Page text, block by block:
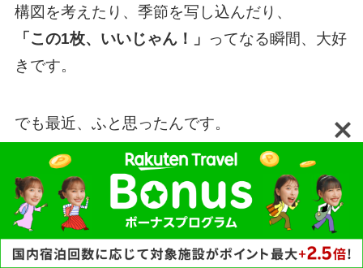
構図を考えたり、季節を写し込んだり、
「この1枚、いいじゃん！」
ってなる瞬間、大好
きです。
でも最近、ふと思ったんです。
「ああ、動画にしとけばよかったか
も」
って。